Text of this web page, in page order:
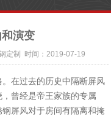
演变
定制 时间：2019-07-19
在过去的历史中隔断屏风
曾经是帝王家族的专属
屏风对于房间有隔离和掩